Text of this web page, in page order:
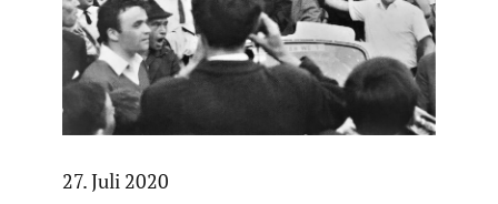
27. Juli 2020